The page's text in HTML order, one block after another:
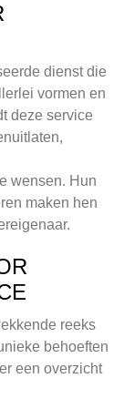
dienst die
vormen en
deze service
wensen. Hun
maken hen
reeks
behoeften
een overzicht